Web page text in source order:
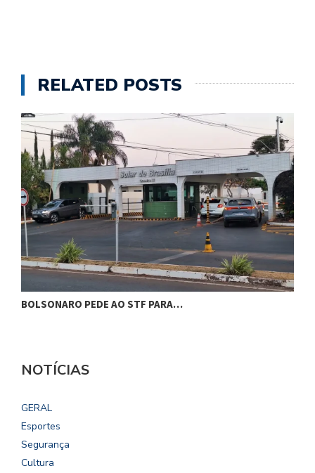
RELATED POSTS
BOLSONARO PEDE AO STF PARA…
NOTÍCIAS
GERAL
Esportes
Segurança
Cultura